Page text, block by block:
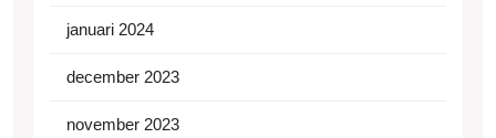
januari 2024
december 2023
november 2023